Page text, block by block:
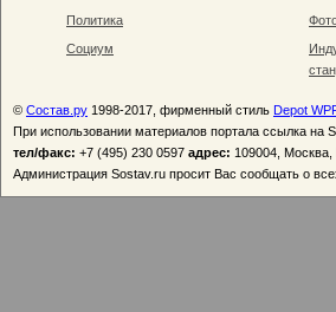
Политика
Социум
© Состав.ру 1998-2017, фирменный стиль Depot
При использовании материалов портала ссылка на
тел/факс: +7 (495) 230 0597 адрес: 109004,
Администрация Sostav.ru просит Вас сообщать о